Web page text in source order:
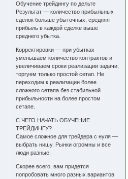
Обучение трейдингу по дельте
Результат — количество прибыльных
сделок больше убыточных, средняя
прибыль в каждой сделке выше
среднего убытка.
Корректировки — при убытках
уменьшаем количество контрактов и
увеличиваем сроки реализации задачи,
торгуем только простой сетап. Не
переходим к реализации более
сложного сетапа без стабильной
прибыльности на более простом
сетапе.
С ЧЕГО НАЧАТЬ ОБУЧЕНИЕ
ТРЕЙДИНГУ?
Самое сложное для трейдера с нуля —
выбрать нишу. Рынки огромны и все
люди разные.
Скорее всего, вам придется
попробовать много разных вариантов